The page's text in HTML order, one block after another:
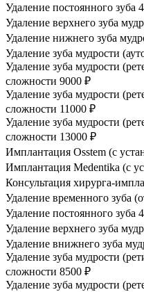
Удаление постоянного зуба
Удаление верхнего зуба
Удаление нижнего зуба
Удаление зуба мудрости
Удаление зуба мудрости
сложности 9000 ₽
Удаление зуба мудрости
сложности 11000 ₽
Удаление зуба мудрости
сложности 13000 ₽
Имплантация Osstem (с
Имплантация Medentika (с
Консультация хирурга-
Удаление временного зуба
Удаление постоянного зуба
Удаление верхнего зуба
Удаление внижнего зуба
Удаление зуба мудрости
сложности 8500 ₽
Удаление зуба мудрости